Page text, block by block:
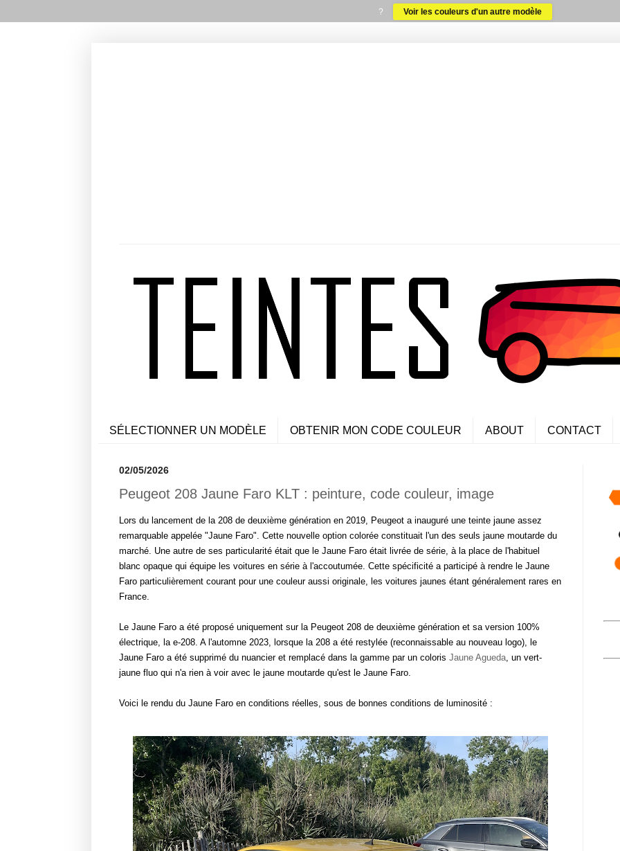
SÉLECTIONNER UN MODÈLE OBTENIR MON CODE COULEUR ABOUT CONTACT
02/05/2026
Peugeot 208 Jaune Faro KLT : peinture, code couleur, image
Lors du lancement de la 208 de deuxième génération en 2019, Peugeot a inauguré une teinte jaune assez
remarquable appelée "Jaune Faro". Cette nouvelle option colorée constituait l'un des seuls jaune moutarde du
marché. Une autre de ses particularité était que le Jaune Faro était livrée de série, à la place de l'habituel
blanc opaque qui équipe les voitures en série à l'accoutumée. Cette spécificité a participé à rendre le Jaune
Faro particulièrement courant pour une couleur aussi originale, les voitures jaunes étant généralement rares en
France.
Le Jaune Faro a été proposé uniquement sur la Peugeot 208 de deuxième génération et sa version 100%
électrique, la e-208. A l'automne 2023, lorsque la 208 a été restylée (reconnaissable au nouveau logo), le
Jaune Faro a été supprimé du nuancier et remplacé dans la gamme par un coloris Jaune Agueda, un vert-
jaune fluo qui n'a rien à voir avec le jaune moutarde qu'est le Jaune Faro.
Voici le rendu du Jaune Faro en conditions réelles, sous de bonnes conditions de luminosité :
? Voir les couleurs d'un autre modèle